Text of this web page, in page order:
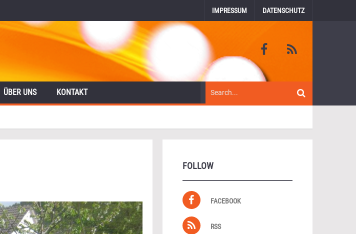
IMPRESSUM DATENSCHUTZ
ÜBER UNS KONTAKT
FOLLOW
FACEBOOK
RSS